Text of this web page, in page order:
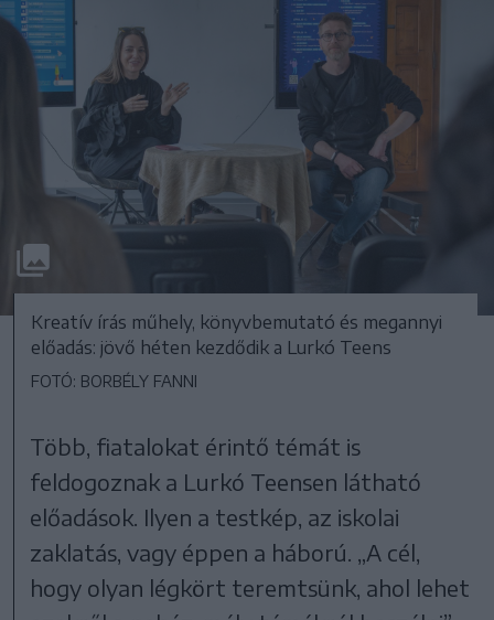
Kreatív írás műhely, könyvbemutató és megannyi
előadás: jövő héten kezdődik a Lurkó Teens
FOTÓ: BORBÉLY FANNI
Több, fiatalokat érintő témát is
feldogoznak a Lurkó Teensen látható
előadások. Ilyen a testkép, az iskolai
zaklatás, vagy éppen a háború. „A cél,
hogy olyan légkört teremtsünk, ahol lehet